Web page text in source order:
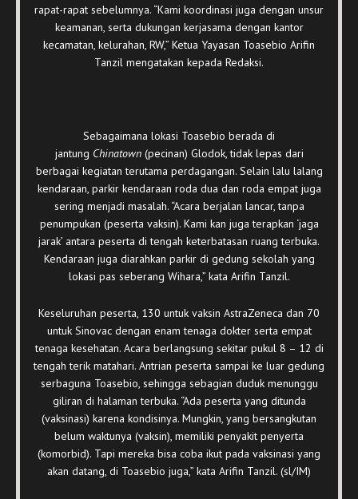
rapat-rapat sebelumnya. “Kami koordinasi juga dengan unsur
keamanan, serta dukungan kerjasama dengan kantor
kecamatan, kelurahan, RW,” Ketua Yayasan Toasebio Arifin
Tanzil mengatakan kepada Redaksi.
Sebagaimana lokasi Toasebio berada di
jantung Chinatown (pecinan) Glodok, tidak lepas dari
berbagai kegiatan terutama perdagangan. Selain lalu lalang
kendaraan, parkir kendaraan roda dua dan roda empat juga
sering menjadi masalah. “Acara berjalan lancar, tanpa
penumpukan (peserta vaksin). Kami kan juga terapkan ‘jaga
jarak’ antara peserta di tengah keterbatasan ruang terbuka.
Kendaraan juga diarahkan parkir di gedung sekolah yang
lokasi pas seberang Wihara,” kata Arifin Tanzil.
Keseluruhan peserta, 130 untuk vaksin AstraZeneca dan 70
untuk Sinovac dengan enam tenaga dokter serta empat
tenaga kesehatan. Acara berlangsung sekitar pukul 8 – 12 di
tengah terik matahari. Antrian peserta sampai ke luar gedung
serbaguna Toasebio, sehingga sebagian duduk menunggu
giliran di halaman terbuka. “Ada peserta yang ditunda
(vaksinasi) karena kondisinya. Mungkin, yang bersangkutan
belum waktunya (vaksin), memiliki penyakit penyerta
(komorbid). Tapi mereka bisa coba ikut pada vaksinasi yang
akan datang, di Toasebio juga,” kata Arifin Tanzil. (sl/IM)